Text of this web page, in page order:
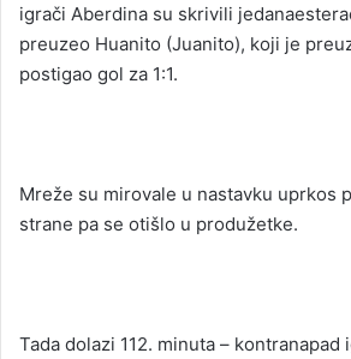
igrači Aberdina su skrivili
preuzeo Huanito (Juanito), koji je
postigao gol za 1:1.
Mreže su mirovale u nastavku uprkos
strane pa se otišlo u produžetke.
Tada dolazi 112. minuta – kontranapad